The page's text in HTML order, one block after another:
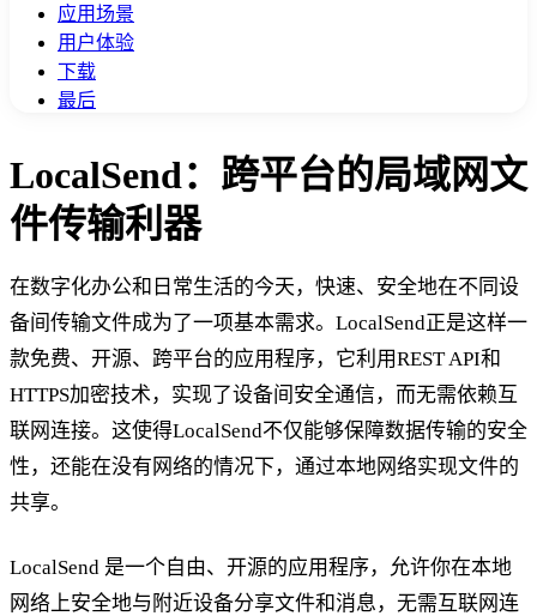
应用场景
用户体验
下载
最后
LocalSend：跨平台的局域网文
件传输利器
在数字化办公和日常生活的今天，快速、安全地在不同设
备间传输文件成为了一项基本需求。LocalSend正是这样一
款免费、开源、跨平台的应用程序，它利用REST API和
HTTPS加密技术，实现了设备间安全通信，而无需依赖互
联网连接。这使得LocalSend不仅能够保障数据传输的安全
性，还能在没有网络的情况下，通过本地网络实现文件的
共享。
LocalSend 是一个自由、开源的应用程序，允许你在本地
网络上安全地与附近设备分享文件和消息，无需互联网连